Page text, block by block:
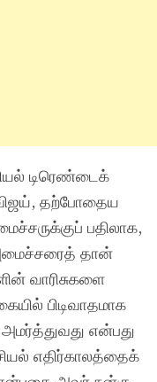
டிரெண்டைக்
தற்போதைய
பதிலாக,
தான்
வாரிசுகளை
பிடிவாதமாக
அமர்த்துவது என்பது
எதிர்காலத்தைக்